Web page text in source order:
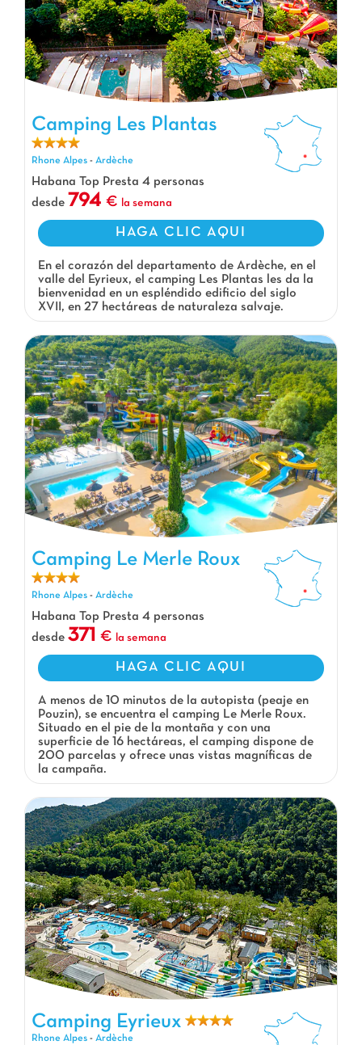
Camping Les Plantas, Camping Rhone Alpes
Camping Les Plantas
Rhone Alpes - Ardèche
Habana Top Presta 4 personas
desde 794 la semana
HAGA CLIC AQUI
En el corazón del departamento de Ardèche, en el
valle del Eyrieux, el camping Les Plantas les da la
bienvenidad en un espléndido edificio del siglo
XVII, en 27 hectáreas de naturaleza salvaje.
Camping Le Merle Roux, Camping Rhone Alpes
Camping Le Merle Roux
Rhone Alpes - Ardèche
Habana Top Presta 4 personas
desde 371 la semana
HAGA CLIC AQUI
A menos de 10 minutos de la autopista (peaje en
Pouzin), se encuentra el camping Le Merle Roux.
Situado en el pie de la montaña y con una
superficie de 16 hectáreas, el camping dispone de
200 parcelas y ofrece unas vistas magníficas de
la campaña.
Camping Eyrieux, Camping Rhone Alpes
Camping Eyrieux
Rhone Alpes - Ardèche